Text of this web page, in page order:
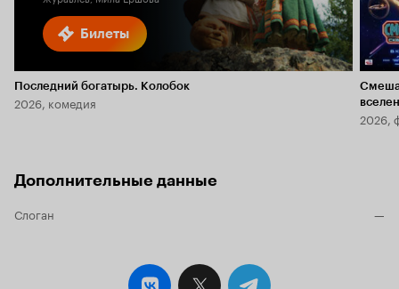
Билеты
Последний богатырь. Колобок
2026, комедия
2026,
Дополнительные данные
Слоган —